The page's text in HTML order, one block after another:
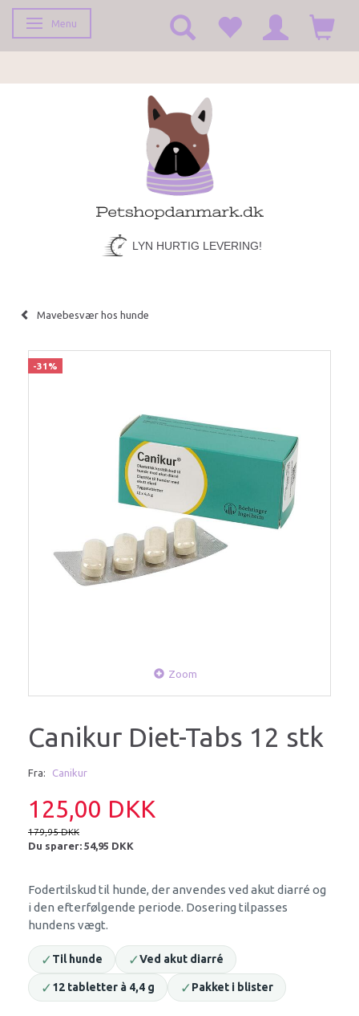
Skifte navigation
Menu
LYN HURTIG LEVERING!
Mavebesvær hos hunde
-31%
Zoom
Canikur Diet-Tabs 12 stk
Fra: Canikur
125,00 DKK
179,95 DKK
Du sparer: 54,95 DKK
Fodertilskud til hunde, der anvendes ved akut diarré og
i den efterfølgende periode. Dosering tilpasses
hundens vægt.
✓Til hunde ✓Ved akut diarré
✓12 tabletter à 4,4 g ✓Pakket i blister